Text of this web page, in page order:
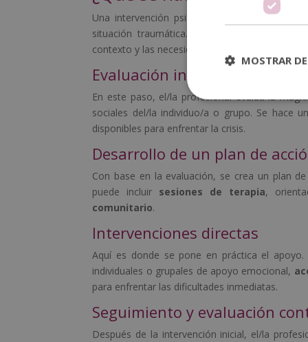
Una intervención psicosocial se centra en
situación traumática. Estas intervenciones
contexto y las necesidades del/la afectado/a.
Evaluación inicial
En este paso, el/la profesional evalúa la
sociales del/la individuo/a o grupo. Se hace
disponibles para enfrentar la crisis.
Desarrollo de un plan de
Con base en la evaluación, se crea un plan
puede incluir sesiones de terapia,
comunitario.
Intervenciones directas
Aquí es donde se pone en práctica el apoyo.
individuales o grupales de apoyo emocional,
para enfrentar las dificultades inmediatas.
Seguimiento y evaluación
Después de la intervención inicial, el/la
MOSTRAR